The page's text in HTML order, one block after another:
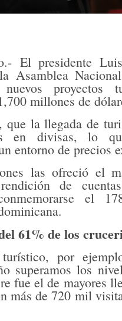
El presidente
Asamblea
proyectos
millones de
que la llegada de
en divisas, lo
entorno de precios
las ofreció el
de
el
61% de los
por
superamos los
fue el de mayores
más de 720 mil